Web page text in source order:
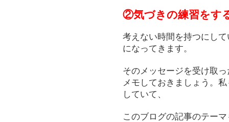
②気づきの練習をす
考えない時間を持つにし
になってきます。
そのメッセージを受け取
メモしておきましょう。
していて、
このブログの記事のテー